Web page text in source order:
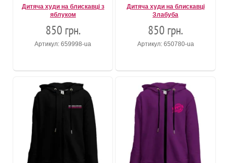
Дитяча худи на блискавці з
яблуком
850 грн.
Артикул: 659998-ua
Дитяча худи на блискавці
Злабуба
850 грн.
Артикул: 650780-ua